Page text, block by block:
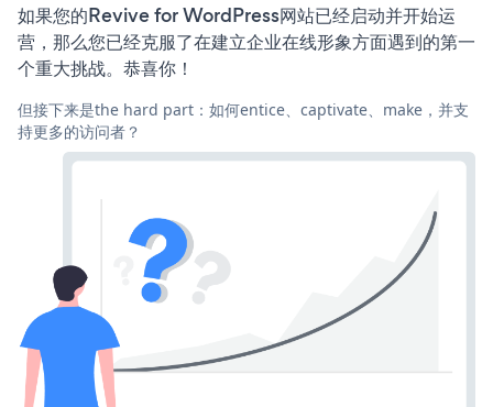
如果您的Revive for WordPress网站已经启动并开始运
营，那么您已经克服了在建立企业在线形象方面遇到的第一
个重大挑战。恭喜你！
但接下来是the hard part：如何entice、captivate、make，并支
持更多的访问者？